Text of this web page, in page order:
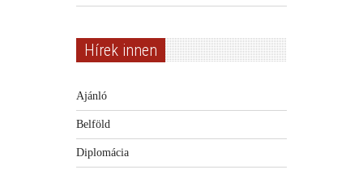
Hírek innen
Ajánló
Belföld
Diplomácia